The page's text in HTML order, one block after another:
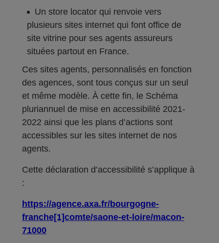
Un store locator qui renvoie vers
plusieurs sites internet qui font office de
site vitrine pour ses agents assureurs
situées partout en France.
Ces sites agents, personnalisés en fonction
des agences, sont tous conçus sur un seul
et même modèle. À cette fin, le Schéma
pluriannuel de mise en accessibilité 2021-
2022 ainsi que les plans d’actions sont
accessibles sur les sites internet de nos
agents.
Cette déclaration d’accessibilité s’applique à
:
https://agence.axa.fr/bourgogne-
franche[1]comte/saone-et-loire/macon-
71000